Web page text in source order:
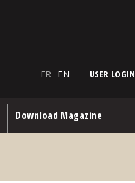
FR EN USER LOGIN
Download Magazine